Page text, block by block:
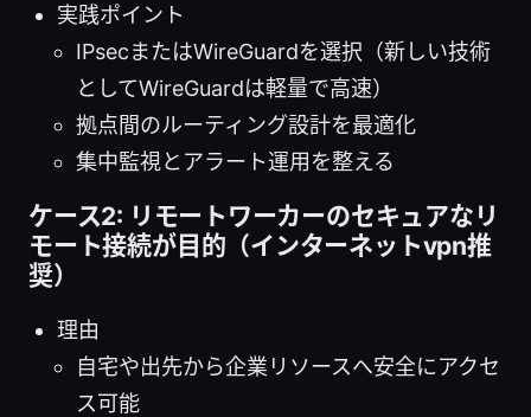
実践ポイント
IPsecまたはWireGuardを選択（新しい技術
としてWireGuardは軽量で高速）
拠点間のルーティング設計を最適化
集中監視とアラート運用を整える
ケース2: リモートワーカーのセキュアなリ
モート接続が目的（インターネットvpn推
奨）
理由
自宅や出先から企業リソースへ安全にアクセ
ス可能